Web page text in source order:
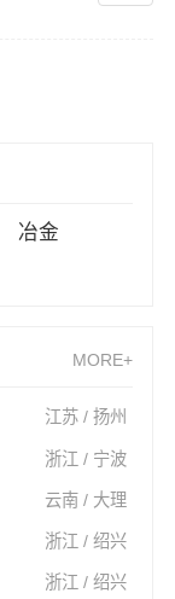
冶金
MORE+
江苏 / 扬州
浙江 / 宁波
云南 / 大理
浙江 / 绍兴
浙江 / 绍兴